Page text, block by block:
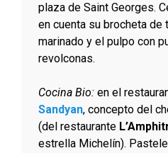
plaza de Saint Georges.
en cuenta su brocheta de
marinado y el pulpo con
revolconas.
Cocina Bio: en el
Sandyan, concepto del
(del restaurante
estrella Michelín).